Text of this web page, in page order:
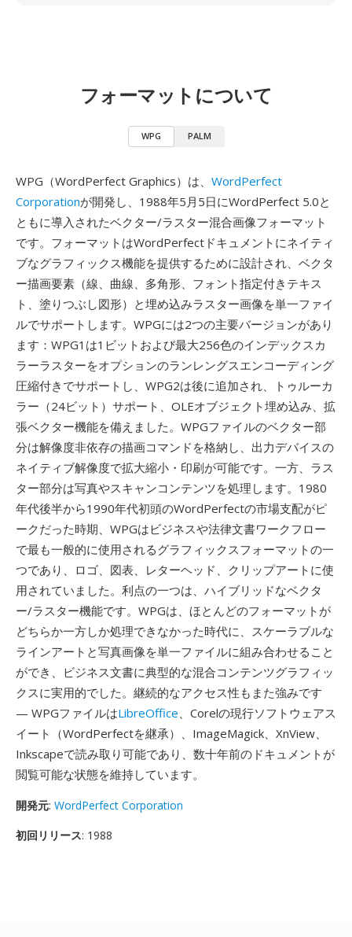
フォーマットについて
WPG PALM
WPG（WordPerfect Graphics）は、 WordPerfect
Corporationが開発し、1988年5月5日にWordPerfect 5.0と
ともに導入されたベクター/ラスター混合画像フォーマット
です。フォーマットはWordPerfectドキュメントにネイティ
ブなグラフィックス機能を提供するために設計され、ベクタ
ー描画要素（線、曲線、多角形、フォント指定付きテキス
ト、塗りつぶし図形）と埋め込みラスター画像を単一ファイ
ルでサポートします。WPGには2つの主要バージョンがあり
ます：WPG1は1ビットおよび最大256色のインデックスカ
ラーラスターをオプションのランレングスエンコーディング
圧縮付きでサポートし、WPG2は後に追加され、トゥルーカ
ラー（24ビット）サポート、OLEオブジェクト埋め込み、拡
張ベクター機能を備えました。WPGファイルのベクター部
分は解像度非依存の描画コマンドを格納し、出力デバイスの
ネイティブ解像度で拡大縮小・印刷が可能です。一方、ラス
ター部分は写真やスキャンコンテンツを処理します。1980
年代後半から1990年代初頭のWordPerfectの市場支配がピ
ークだった時期、WPGはビジネスや法律文書ワークフロー
で最も一般的に使用されるグラフィックスフォーマットの一
つであり、ロゴ、図表、レターヘッド、クリップアートに使
用されていました。利点の一つは、ハイブリッドなベクタ
ー/ラスター機能です。WPGは、ほとんどのフォーマットが
どちらか一方しか処理できなかった時代に、スケーラブルな
ラインアートと写真画像を単一ファイルに組み合わせること
ができ、ビジネス文書に典型的な混合コンテンツグラフィッ
クスに実用的でした。継続的なアクセス性もまた強みです
— WPGファイルはLibreOffice、Corelの現行ソフトウェアス
イート（WordPerfectを継承）、ImageMagick、XnView、
Inkscapeで読み取り可能であり、数十年前のドキュメントが
閲覧可能な状態を維持しています。
開発元: WordPerfect Corporation
初回リリース: 1988